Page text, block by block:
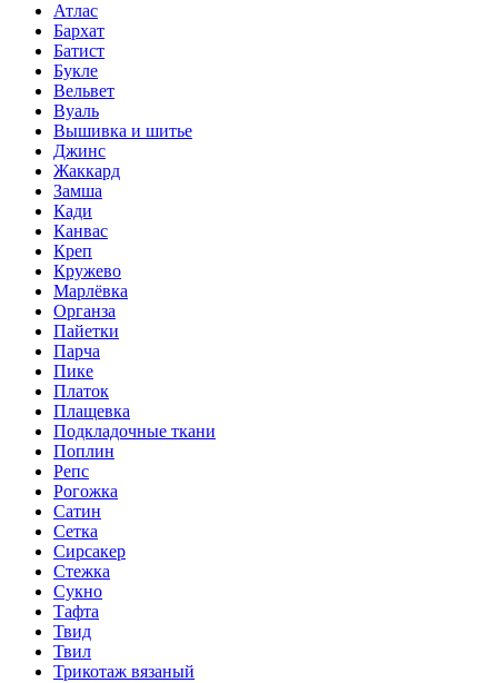
Атлас
Бархат
Батист
Букле
Вельвет
Вуаль
Вышивка и шитье
Джинс
Жаккард
Замша
Кади
Канвас
Креп
Кружево
Марлёвка
Органза
Пайетки
Парча
Пике
Платок
Плащевка
Подкладочные ткани
Поплин
Репс
Рогожка
Сатин
Сетка
Сирсакер
Стежка
Сукно
Тафта
Твид
Твил
Трикотаж вязаный